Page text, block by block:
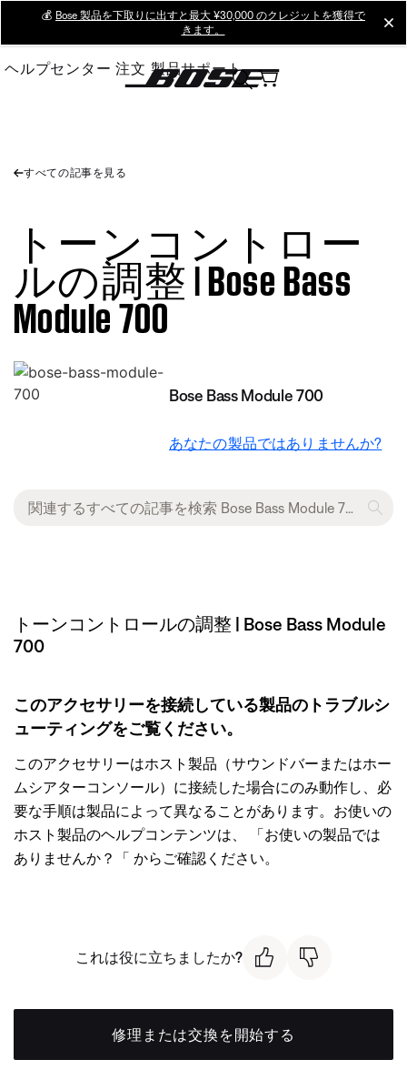
Main
💰 Bose 製品を下取りに出すと最大 ¥30,000 のクレジットを獲得で
きます。
ヘルプセンター 注文 製品サポート
すべての記事を見る
トーンコントロー
ルの調整 | Bose Bass
Module 700
Bose Bass Module 700
あなたの製品ではありませんか?
トーンコントロールの調整 | Bose Bass Module
700
このアクセサリーを接続している製品のトラブルシ
ューティングをご覧ください。
このアクセサリーはホスト製品（サウンドバーまたはホー
ムシアターコンソール）に接続した場合にのみ動作し、必
要な手順は製品によって異なることがあります。お使いの
ホスト製品のヘルプコンテンツは、 「お使いの製品では
ありませんか？「 からご確認ください。
これは役に立ちましたか?
修理または交換を開始する